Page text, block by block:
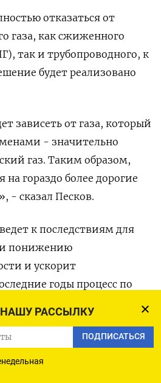
РАССЫЛКУ
ПОДПИСАТЬСЯ
отказаться от
газа, как сжиженного
так и трубопроводного, к
будет реализовано
зависеть от газа, который
- значительно
газ. Таким образом,
на гораздо более дорогие
- сказал Песков.
к последствиям для
понижению
и ускорит
годы процесс по
считает он.
рынка сбыта,
в структуре